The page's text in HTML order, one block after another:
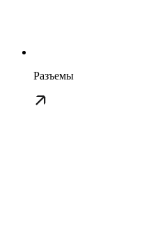
Разъемы